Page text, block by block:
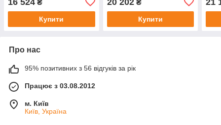
₴
Купити
₴
Купити
Про нас
95% позитивних з 56 відгуків за рік
Працює з 03.08.2012
м. Київ
Київ, Україна